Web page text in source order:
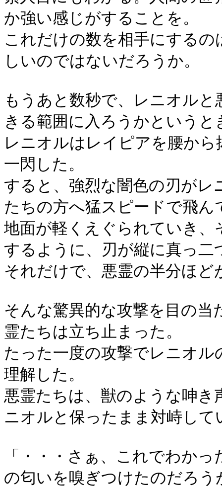
か強い感じがすることを。
これだけの数を相手にする
しいのではないだろうか。
もうあと数秒で、レニオル
きる範囲に入ろうかというと
レニオルはレイピアを腰か
一閃した。
すると、強烈な闇色の刃が
たちの方へ猛スピードで飛ん
地面が軽くえぐられていき
するように、刃が縦に真っ二
それだけで、悪霊の半分ほ
そんな驚異的な攻撃を目の
霊たちは立ち止まった。
たった一度の攻撃でレニオ
理解した。
悪霊たちは、獣のような呻
ニオルと保ったまま対峙して
「・・・さぁ、これでわか
の匂いを嗅ぎつけたのだろう